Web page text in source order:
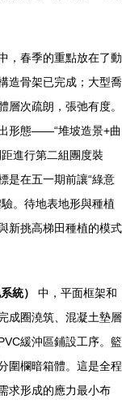
，春季的重點放在了動
造骨架已完成；大型喬
層次疏朗，張弛有度。
形態——“堆坡造景+曲
進行第二組團度裝
是在五一期前讓“綠意
。待地表地形與種植
新挑高梯田種植的模式
統）
中，平面框架和
成圈澆筑、混凝土墊層
緩沖區鋪設工序。籃
圍欄暗箱體。這是全程
求形成的應力最小布